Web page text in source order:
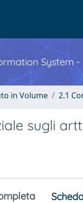
System -
in Volume 2.1
sugli artt.